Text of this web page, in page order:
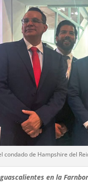
condado de Hampshire del
en la